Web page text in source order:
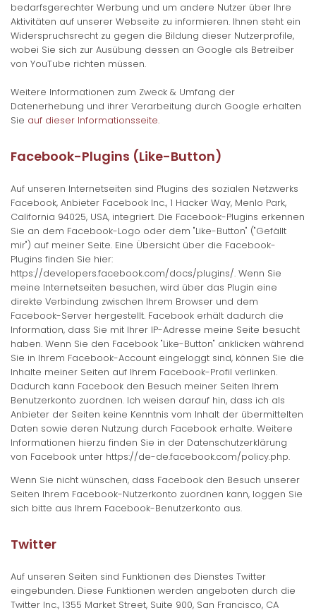
bedarfsgerechter Werbung und um andere Nutzer über Ihre
Aktivitäten auf unserer Webseite zu informieren. Ihnen steht ein
Widerspruchsrecht zu gegen die Bildung dieser Nutzerprofile,
wobei Sie sich zur Ausübung dessen an Google als Betreiber
von YouTube richten müssen.
Weitere Informationen zum Zweck & Umfang der
Datenerhebung und ihrer Verarbeitung durch Google erhalten
Sie auf dieser Informationsseite.
Facebook-Plugins (Like-Button)
Auf unseren Internetseiten sind Plugins des sozialen Netzwerks
Facebook, Anbieter Facebook Inc., 1 Hacker Way, Menlo Park,
California 94025, USA, integriert. Die Facebook-Plugins erkennen
Sie an dem Facebook-Logo oder dem "Like-Button" ("Gefällt
mir") auf meiner Seite. Eine Übersicht über die Facebook-
Plugins finden Sie hier:
https://developers.facebook.com/docs/plugins/. Wenn Sie
meine Internetseiten besuchen, wird über das Plugin eine
direkte Verbindung zwischen Ihrem Browser und dem
Facebook-Server hergestellt. Facebook erhält dadurch die
Information, dass Sie mit Ihrer IP-Adresse meine Seite besucht
haben. Wenn Sie den Facebook "Like-Button" anklicken während
Sie in Ihrem Facebook-Account eingeloggt sind, können Sie die
Inhalte meiner Seiten auf Ihrem Facebook-Profil verlinken.
Dadurch kann Facebook den Besuch meiner Seiten Ihrem
Benutzerkonto zuordnen. Ich weisen darauf hin, dass ich als
Anbieter der Seiten keine Kenntnis vom Inhalt der übermittelten
Daten sowie deren Nutzung durch Facebook erhalte. Weitere
Informationen hierzu finden Sie in der Datenschutzerklärung
von Facebook unter https://de-de.facebook.com/policy.php.
Wenn Sie nicht wünschen, dass Facebook den Besuch unserer
Seiten Ihrem Facebook-Nutzerkonto zuordnen kann, loggen Sie
sich bitte aus Ihrem Facebook-Benutzerkonto aus.
Twitter
Auf unseren Seiten sind Funktionen des Dienstes Twitter
eingebunden. Diese Funktionen werden angeboten durch die
Twitter Inc., 1355 Market Street, Suite 900, San Francisco, CA